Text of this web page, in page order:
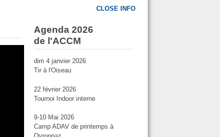
CLOSE INFO
Agenda 2026
de l'ACCM
dim 4 janvier 2026
Tir à l'Oiseau
22 février 2026
Tournoi Indoor interne
9-10 Mai 2026
Camp ADAV de printemps à